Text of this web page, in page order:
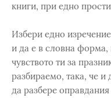
книги, при едно
Избери едно
и да е в словна форма,
чувството ти за
разбираемо, така, че и
да разбере